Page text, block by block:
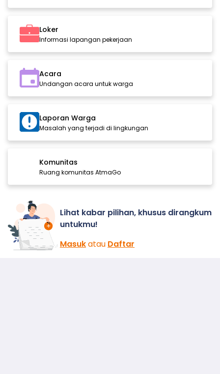
Loker
Informasi lapangan pekerjaan
Acara
Undangan acara untuk warga
Laporan Warga
Masalah yang terjadi di lingkungan
Komunitas
Ruang komunitas AtmaGo
Lihat kabar pilihan, khusus dirangkum
untukmu!
Masukatau Daftar